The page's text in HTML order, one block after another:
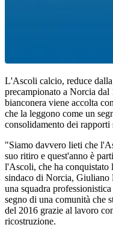
L'Ascoli calcio, reduce
precampionato a Norcia
bianconera viene accolta
che la leggono come un
consolidamento dei
"Siamo davvero lieti che
suo ritiro e quest'anno è
l'Ascoli, che ha
sindaco di Norcia, Giuliano
una squadra
segno di una comunità che
del 2016 grazie al lavoro
ricostruzione.